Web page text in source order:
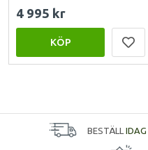
4 995 kr
KÖP
BESTÄLL IDAG